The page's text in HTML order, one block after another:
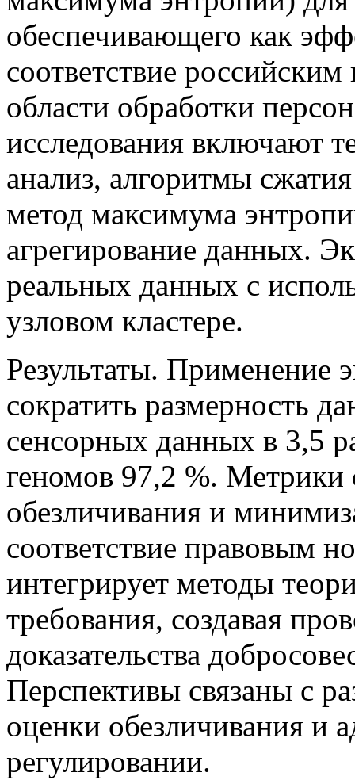
обеспечивающего как
соответствие
области обработки
исследования включают
анализ, алгоритмы
метод максимума
агрегирование данных.
реальных данных с
узловом кластере.
Результаты. Применение
сократить размерность
сенсорных данных в 3,5
геномов 97,2 %. Метрики
обезличивания и
соответствие правовым
интегрирует методы
требования, создавая
доказательства
Перспективы связаны с
оценки обезличивания и
регулировании.